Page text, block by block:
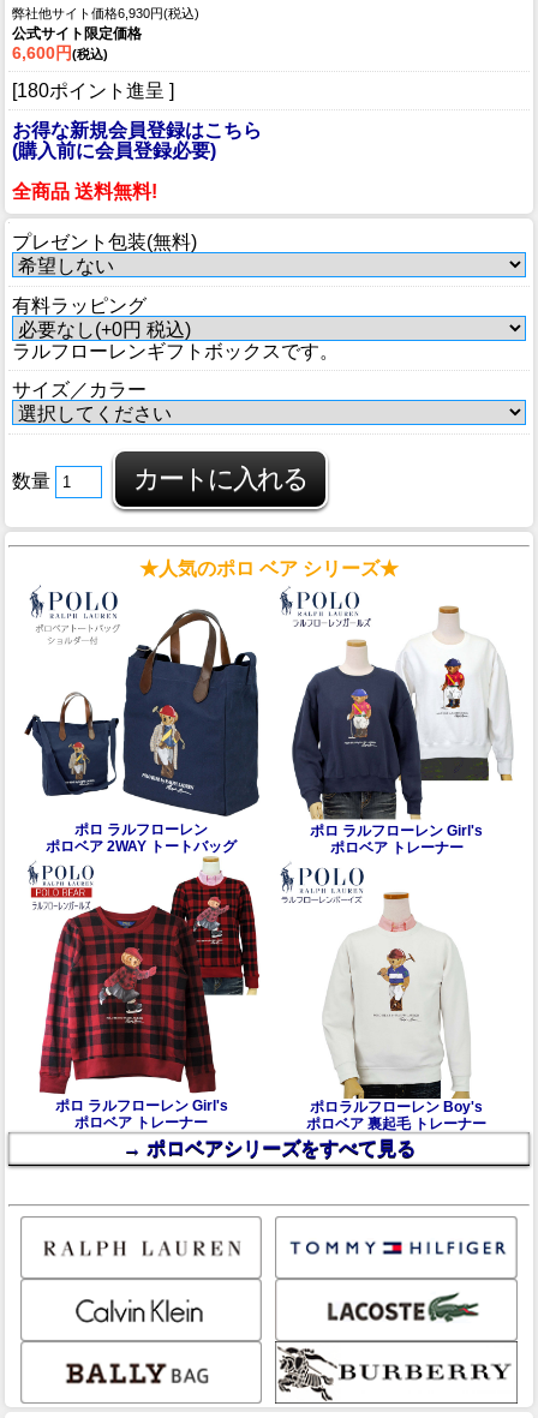
弊社他サイト価格6,930円(税込)
公式サイト限定価格
6,600円(税込)
[180ポイント進呈 ]
お得な新規会員登録はこちら
(購入前に会員登録必要)
全商品 送料無料!
プレゼント包装(無料)
有料ラッピング
ラルフローレンギフトボックスです。
サイズ／カラー
数量
★人気のポロ ベア シリーズ★
ポロ ラルフローレン
ポロベア 2WAY トートバッグ
ポロ ラルフローレン Girl's
ポロベア トレーナー
ポロ ラルフローレン Girl's
ポロベア トレーナー
ポロラルフローレン Boy's
ポロベア 裏起毛 トレーナー
→ ポロベアシリーズをすべて見る